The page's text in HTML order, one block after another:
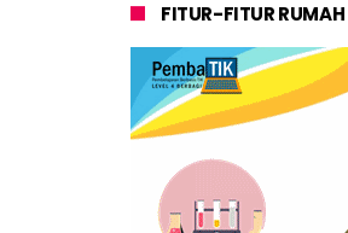
FITUR-FITUR RUMAH